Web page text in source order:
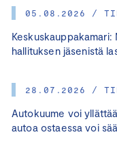
05.08.2026 /
hallituksen jäsenistä
28.07.2026 /
Autokuume voi
autoa ostaessa voi